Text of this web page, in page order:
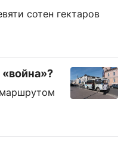
сотен гектаров
«война»?